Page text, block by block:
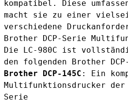
kompatibel. Diese
macht sie zu einer
verschiedene
Brother DCP-Serie
Die LC-980C ist
den folgenden Brother
Brother DCP-145C : Ein
Multifunktionsdrucker der
Serie